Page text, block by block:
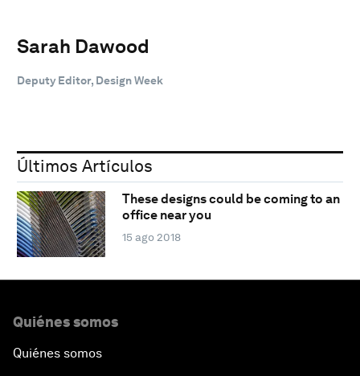
Sarah Dawood
Deputy Editor, Design Week
Últimos Artículos
These designs could be coming to an
office near you
15 ago 2018
Quiénes somos
Quiénes somos